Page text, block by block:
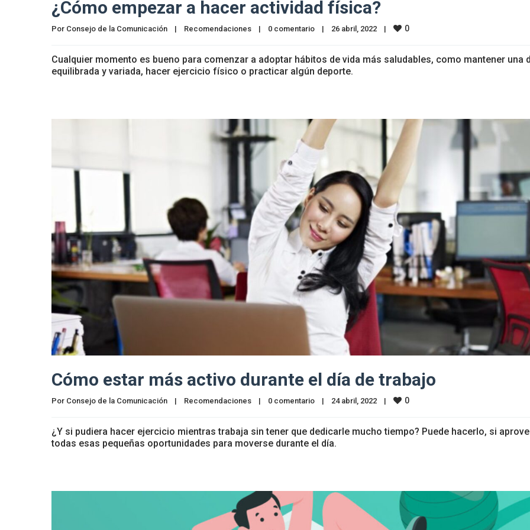
¿Cómo empezar a hacer actividad física?
Por Consejo de la Comunicación | Recomendaciones | 0 comentario | 26 abril, 2022 | 0
Cualquier momento es bueno para comenzar a adoptar hábitos de vida más saludables, como mantener una
equilibrada y variada, hacer ejercicio físico o practicar algún deporte.
Cómo estar más activo durante el día de trabajo
Por Consejo de la Comunicación | Recomendaciones | 0 comentario | 24 abril, 2022 | 0
¿Y si pudiera hacer ejercicio mientras trabaja sin tener que dedicarle mucho tiempo? Puede hacerlo, si
todas esas pequeñas oportunidades para moverse durante el día.